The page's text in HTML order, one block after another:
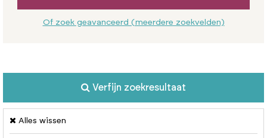
Of zoek geavanceerd (meerdere zoekvelden)
Verfijn zoekresultaat
Alles wissen